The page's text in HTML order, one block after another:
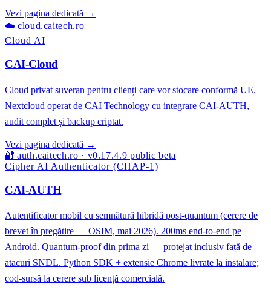
Vezi pagina dedicată →
☁️ cloud.caitech.ro
Cloud AI
CAI-Cloud
Cloud privat suveran pentru clienți care vor stocare conformă UE.
Nextcloud operat de CAI Technology cu integrare CAI-AUTH,
audit complet și backup criptat.
Vezi pagina dedicată →
🔐 auth.caitech.ro · v0.17.4.9 public beta
Cipher AI Authenticator (CHAP-1)
CAI-AUTH
Autentificator mobil cu semnătură hibridă post-quantum (cerere de
brevet în pregătire — OSIM, mai 2026). 200ms end-to-end pe
Android. Quantum-proof din prima zi — protejat inclusiv față de
atacuri SNDL. Python SDK + extensie Chrome livrate la instalare;
cod-sursă la cerere sub licență comercială.